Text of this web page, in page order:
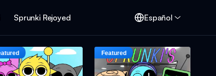
Sprunki Rejoyed Español